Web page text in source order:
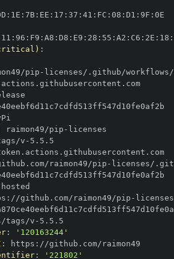
: 1E : 7B: EE : 17 : 37 : 41 : FC : 08 : D1 : 9F :
11 : 96 : F9 : A8 : D8 : E9 : 28 : 55 : A2 : C6 : 2E : 18 :
:
pip- licenses/.github/workflows/
//token.actions.githubusercontent.com
raimon49/pip -
v-
//token.actions.githubusercontent.com
raimon49/pip- licenses/
: //github.com/raimon49/pip -
tags/v-
:
'120163244'
: https :
: '221802'